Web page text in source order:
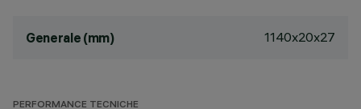
Generale (mm) 1140x20x27
PERFORMANCE TECNICHE